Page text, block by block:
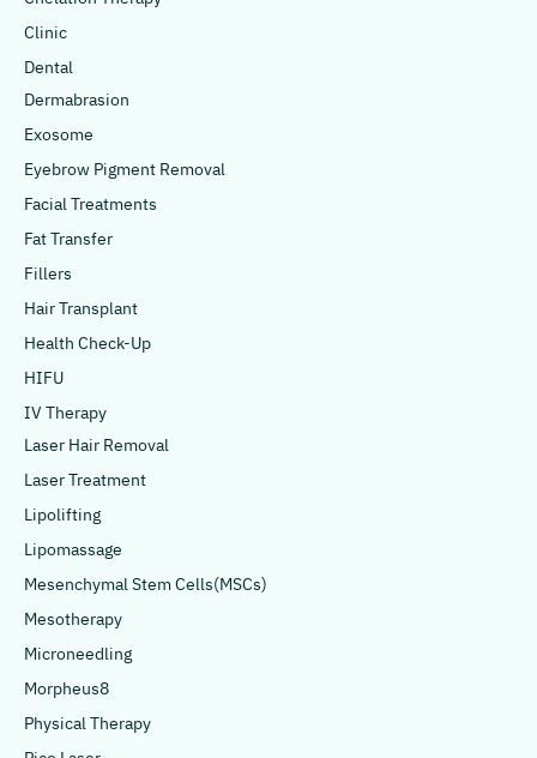
Clinic
Dental
Dermabrasion
Exosome
Eyebrow Pigment Removal
Facial Treatments
Fat Transfer
Fillers
Hair Transplant
Health Check-Up
HIFU
IV Therapy
Laser Hair Removal
Laser Treatment
Lipolifting
Lipomassage
Mesenchymal Stem Cells(MSCs)
Mesotherapy
Microneedling
Morpheus8
Physical Therapy